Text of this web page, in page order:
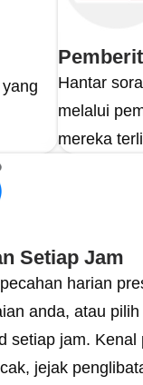
Hantar
melalui
mereka
Setiap Jam
harian
anda, atau pilih
setiap jam. Kenal
jejak